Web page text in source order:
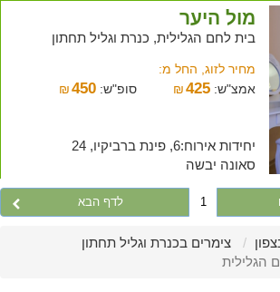
מול היער
בית לחם הגלילית, כנרת וגליל תחתון
מחיר לזוג, החל מ:
אמצ"ש:
₪425 סופ"ש: ₪ 450
יחידות אירוח:6, פינת ברביקיו, 24
סאונה יבשה
1 לדף הבא
צימרים בכנרת וגליל תחתון
הגלילית